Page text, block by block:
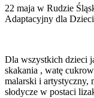
22 maja w Rudzie
Adaptacyjny dla
Dla wszystkich dzieci
skakania , watę
malarski i artystyczny,
słodycze w postaci